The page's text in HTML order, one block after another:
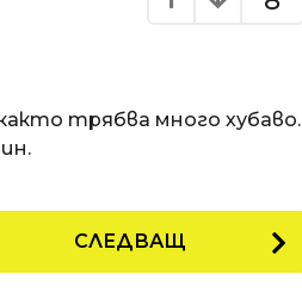
трябва много хубаво.
СЛЕДВАЩ